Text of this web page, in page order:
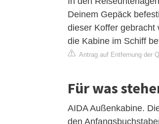
Deinem Gepäck
dieser Koffer gebracht
die Kabine im Schiff
Antrag auf Entfernung der
Für was
AIDA Außenkabine.
den